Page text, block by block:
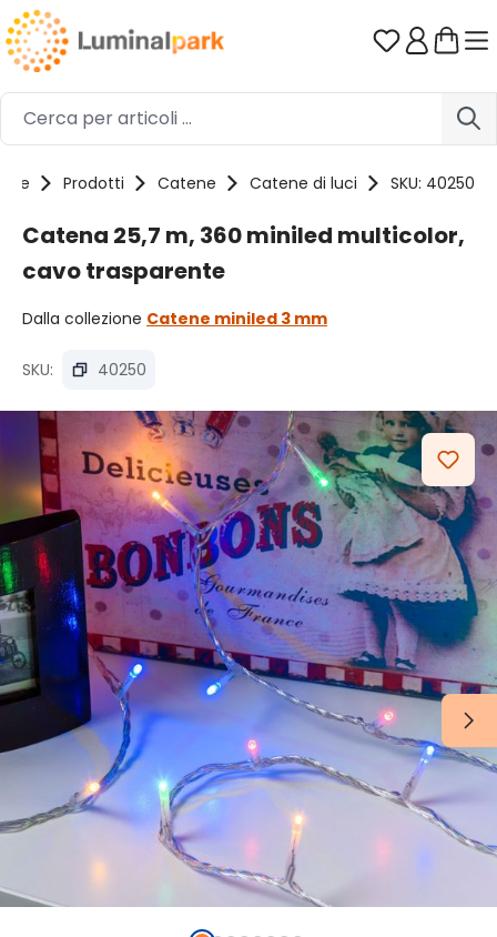
Passa al contenuto principale Hai 0
Prodotti Catene Catene di luci SKU: 40250
Catena 25,7 m, 360 miniled multicolor,
cavo trasparente
Dalla collezione Catene miniled 3 mm
SKU: 40250
Salta la galleria di immagini